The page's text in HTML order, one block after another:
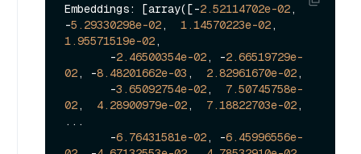
Embeddings: [array([-2.52114702e-02,
-5.29330298e-02, 1.14570223e-02
1.95571519e-02,
       -
2.46500354e-02, -2.66519729e-
02, -8.48201662e-03 , 2.82961670e-02,
       -
3.65092754e-02, 7.50745758e-
02, 4.28900979e-02, 7.18822703e-02,
...
       -
6.76431581e-02, -6.45996556e-